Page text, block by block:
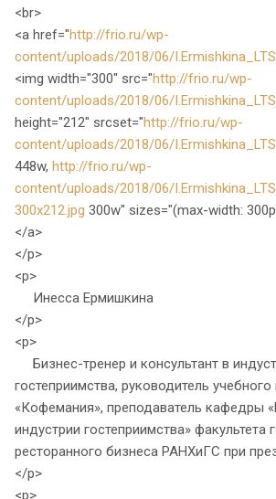
<br>
<a href="http://frio.ru/wp-
content/uploads/2018/06/
<img width="300" src="http://frio.ru/wp-
content/uploads/2018/06/
height="212" srcset="http://frio.ru/wp-
content/uploads/2018/06/
448w, http://frio.ru/wp-
content/uploads/2018/06/
300x212.jpg 300w" sizes="(max-width:
</a>
</p>
<p>
Инесса Ермишкина
</p>
<p>
Бизнес-тренер и консультант в
гостеприимства, руководитель
«Кофемания», преподаватель кафедры
индустрии гостеприимства» факультета
ресторанного бизнеса РАНХиГС при
</p>
<p>